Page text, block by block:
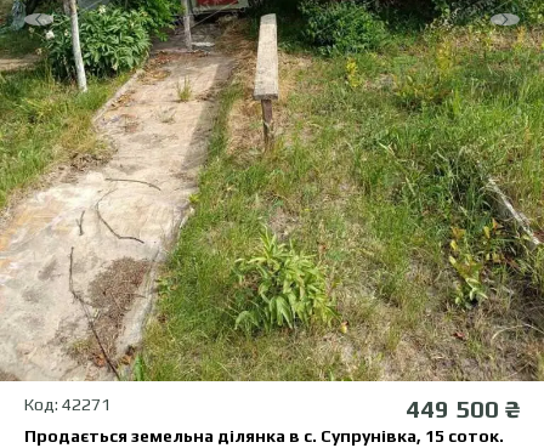
Код: 42271 449 500 ₴
Продається земельна ділянка в с. Супрунівка, 15 соток.